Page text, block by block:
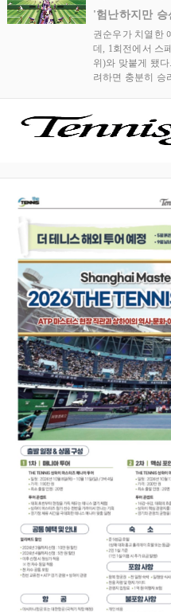
'험난하지만
권순우가 치열한
데, 1회전에서 스
위)와 맞붙게 됐
려하면 충분히